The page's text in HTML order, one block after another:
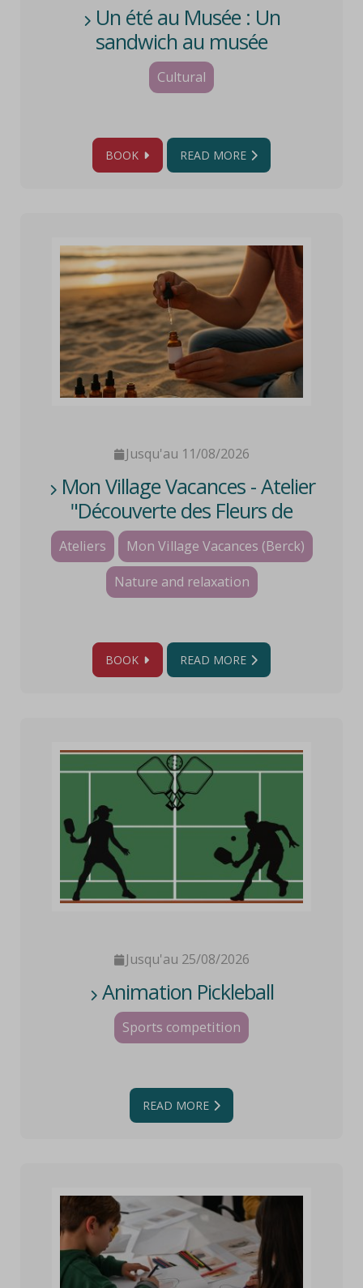
Un été au Musée : Un
sandwich au musée
Cultural
BOOK READ MORE
Jusqu'au 11/08/2026
Mon Village Vacances - Atelier
"Découverte des Fleurs de
Bach"
Ateliers
Mon Village Vacances (Berck)
Nature and relaxation
BOOK READ MORE
Jusqu'au 25/08/2026
Animation Pickleball
Sports competition
READ MORE